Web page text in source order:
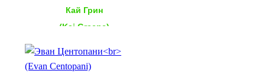
Кай Грин
(Kai Greene)